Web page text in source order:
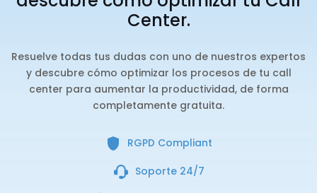
Center.
Resuelve todas tus dudas con uno de nuestros expertos
y descubre cómo optimizar los procesos de tu call
center para aumentar la productividad, de forma
completamente gratuita.
RGPD Compliant
Soporte 24/7